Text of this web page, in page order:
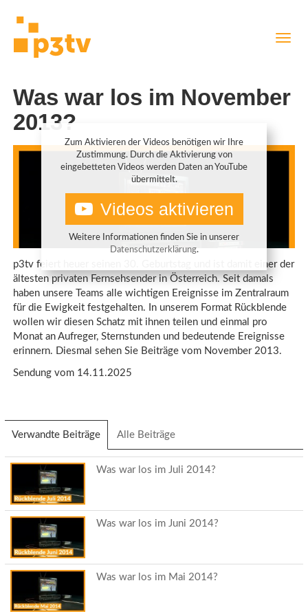
Was war los im November
2013?
Zum Aktivieren der Videos benötigen wir Ihre
Zustimmung. Durch die Aktivierung von
eingebetteten Videos werden Daten an YouTube
übermittelt.
Videos aktivieren
Weitere Informationen finden Sie in unserer
Datenschutzerklärung.
p3tv feiert heuer seinen 30. Geburtstag und ist damit einer der
ältesten privaten Fernsehsender in Österreich. Seit damals
haben unsere Teams alle wichtigen Ereignisse im Zentralraum
für die Ewigkeit festgehalten. In unserem Format Rückblende
wollen wir diesen Schatz mit ihnen teilen und einmal pro
Monat an Aufreger, Sternstunden und bedeutende Ereignisse
erinnern. Diesmal sehen Sie Beiträge vom November 2013.
Sendung vom 14.11.2025
Verwandte Beiträge (aktiver
Reiter)
Alle Beiträge
Was war los im Juli 2014?
Was war los im Juni 2014?
Was war los im Mai 2014?